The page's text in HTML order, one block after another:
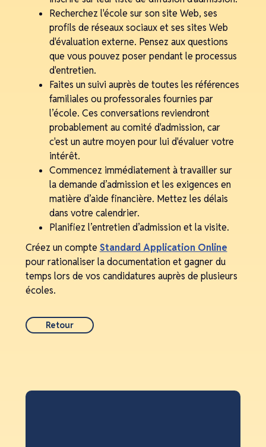
Recherchez l'école sur son site Web, ses
profils de réseaux sociaux et ses sites Web
d'évaluation externe. Pensez aux questions
que vous pouvez poser pendant le processus
d'entretien.
Faites un suivi auprès de toutes les références
familiales ou professorales fournies par
l’école. Ces conversations reviendront
probablement au comité d'admission, car
c'est un autre moyen pour lui d'évaluer votre
intérêt.
Commencez immédiatement à travailler sur
la demande d’admission et les exigences en
matière d’aide financière. Mettez les délais
dans votre calendrier.
Planifiez l’entretien d’admission et la visite.
Créez un compte Standard Application Online
pour rationaliser la documentation et gagner du
temps lors de vos candidatures auprès de plusieurs
écoles.
Retour